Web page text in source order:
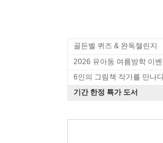
골든벨 퀴즈 & 완독챌린지
2026 유아동 여름방학 이
6인의 그림책 작가를 만나
기간 한정 특가 도서